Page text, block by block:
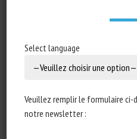
Select language
Veuillez remplir le formulaire ci-
notre newsletter :